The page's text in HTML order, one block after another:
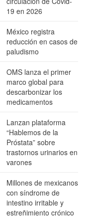
19 en 2026
México registra
reducción en casos de
paludismo
OMS lanza el primer
marco global para
descarbonizar los
medicamentos
Lanzan plataforma
“Hablemos de la
Próstata” sobre
trastornos urinarios en
varones
Millones de mexicanos
con síndrome de
intestino irritable y
estreñimiento crónico